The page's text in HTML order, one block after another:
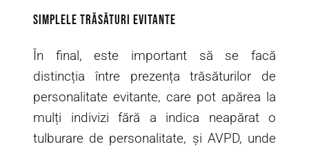
Simplele trăsături evitante
În final, este important să se facă
distincția între prezența trăsăturilor de
personalitate evitante, care pot apărea la
mulți indivizi fără a indica neapărat o
tulburare de personalitate, și AVPD, unde